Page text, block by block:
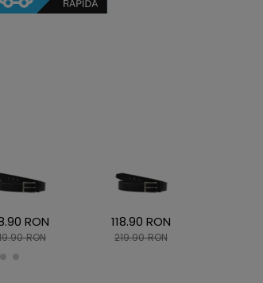
RON
RON
118.90 RON
219.90 RON